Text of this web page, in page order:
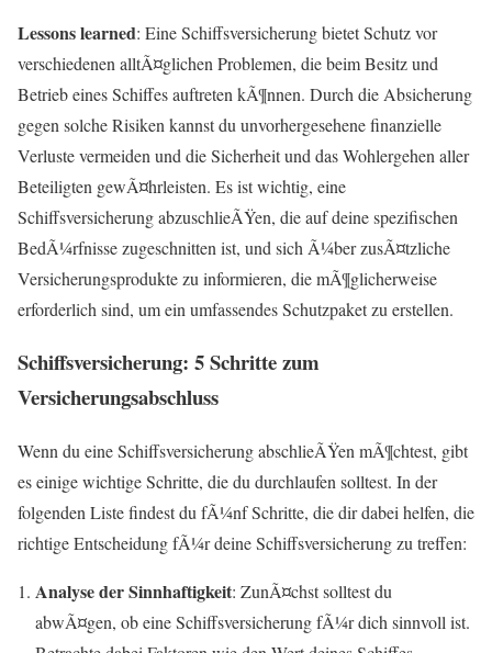
Lessons learned: Eine Schiffsversicherung bietet Schutz vor
verschiedenen alltÃ¤glichen Problemen, die beim Besitz und
Betrieb eines Schiffes auftreten kÃ¶nnen. Durch die Absicherung
gegen solche Risiken kannst du unvorhergesehene finanzielle
Verluste vermeiden und die Sicherheit und das Wohlergehen aller
Beteiligten gewÃ¤hrleisten. Es ist wichtig, eine
Schiffsversicherung abzuschlieÃŸen, die auf deine spezifischen
BedÃ¼rfnisse zugeschnitten ist, und sich Ã¼ber zusÃ¤tzliche
Versicherungsprodukte zu informieren, die mÃ¶glicherweise
erforderlich sind, um ein umfassendes Schutzpaket zu erstellen.
Schiffsversicherung: 5 Schritte zum
Versicherungsabschluss
Wenn du eine Schiffsversicherung abschlieÃŸen mÃ¶chtest, gibt
es einige wichtige Schritte, die du durchlaufen solltest. In der
folgenden Liste findest du fÃ¼nf Schritte, die dir dabei helfen, die
richtige Entscheidung fÃ¼r deine Schiffsversicherung zu treffen:
Analyse der Sinnhaftigkeit: ZunÃ¤chst solltest du
abwÃ¤gen, ob eine Schiffsversicherung fÃ¼r dich sinnvoll ist.